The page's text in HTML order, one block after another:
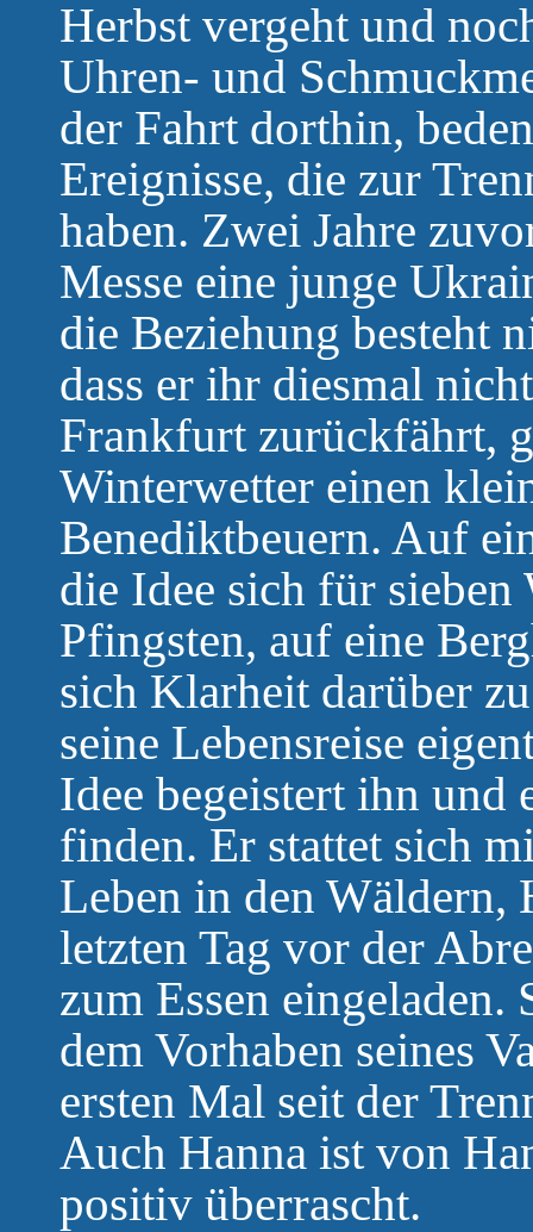
Herbst vergeht und
Uhren- und
der Fahrt dorthin,
Ereignisse, die zur
haben. Zwei Jahre
Messe eine junge
die Beziehung besteht
dass er ihr diesmal
Frankfurt zurückfährt,
Winterwetter einen
Benediktbeuern. Auf
die Idee sich für
Pfingsten, auf eine
sich Klarheit darüber
seine Lebensreise
Idee begeistert ihn und
finden. Er stattet sich
Leben in den
letzten Tag vor der
zum Essen eingeladen.
dem Vorhaben seines
ersten Mal seit der
Auch Hanna ist von
positiv überrascht.